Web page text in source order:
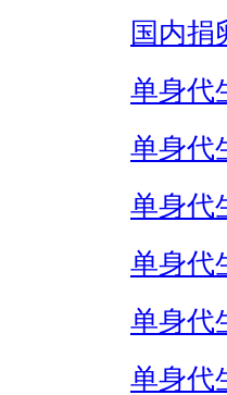
国内捐
单身代
单身代
单身代
单身代
单身代
单身代